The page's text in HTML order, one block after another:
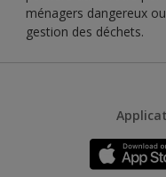
ménagers dangereux
gestion des déchets.